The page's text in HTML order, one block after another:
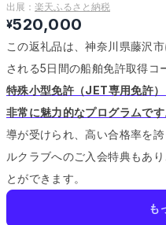
出展： 楽天ふるさと納税
¥520,000
この返礼品は、神奈川県藤沢
される5日間の船舶免許取得コ
特殊小型免許（JET専用免許
非常に魅力的なプログラムで
導が受けられ、高い合格率を誇
ルクラブへのご入会特典もあ
とができます。
も